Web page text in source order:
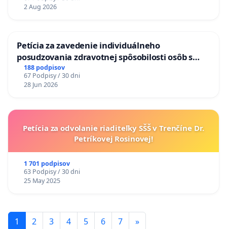
TÝŽDEŇ CIEĽ 8.00 – 18.00 HOD. A PRAVIDELNÁ
KONTROLA STAVBY C-AREA NA
2 Aug 2026
Petícia za zavedenie individuálneho
posudzovania zdravotnej spôsobilosti osôb s
diabetom 1. a 2. typu pri prijímaní do
Policajného zboru SR
188 podpisov
67 Podpisy / 30 dni
28 Jun 2026
Petícia za odvolanie riaditeľky SŠŠ v Trenčíne Dr.
Petríkovej Rosinovej!
1 701 podpisov
63 Podpisy / 30 dni
25 May 2025
1 2 3 4 5 6 7 »